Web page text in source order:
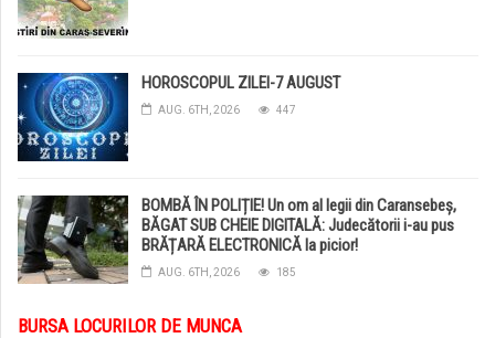
HOROSCOPUL ZILEI-7 AUGUST
AUG. 6TH, 2026 447
BOMBĂ ÎN POLIȚIE! Un om al legii din Caransebeș,
BĂGAT SUB CHEIE DIGITALĂ: Judecătorii i-au pus
BRĂȚARĂ ELECTRONICĂ la picior!
AUG. 6TH, 2026 185
BURSA LOCURILOR DE MUNCA